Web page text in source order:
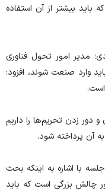
بیشتر از آن استفاده
مدیر امور تحول فناوری
وارد صنعت شوند، افزود:
دور زدن تحریم‌ها را داریم
آن پرداخته شود.
جلسه با اشاره به اینکه بحث
چالش بزرگی است که باید